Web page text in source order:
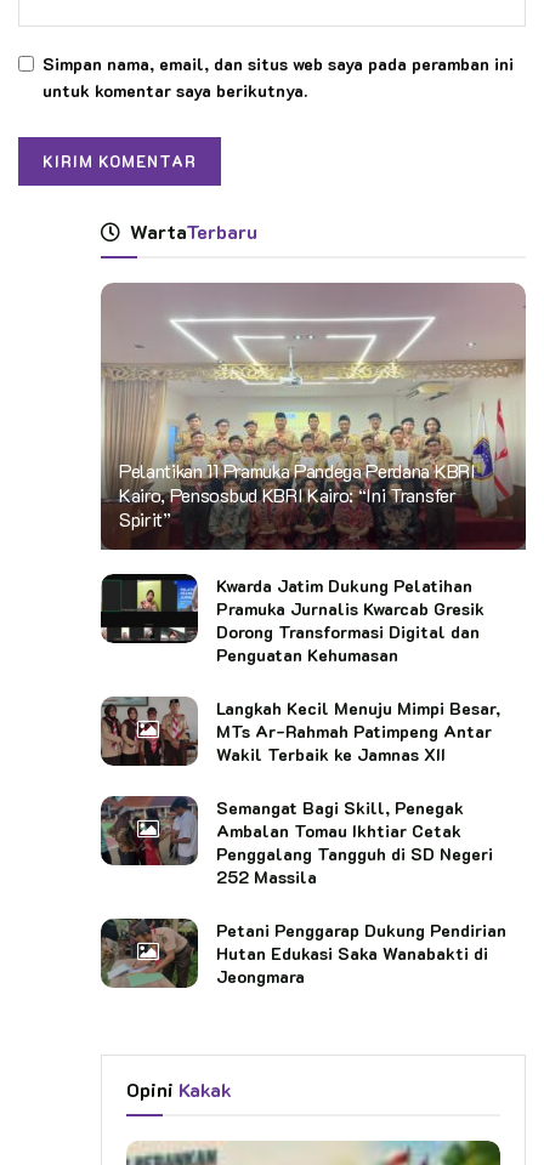
Simpan nama, email, dan situs web saya pada peramban ini
untuk komentar saya berikutnya.
WartaTerbaru
Pelantikan 11 Pramuka Pandega Perdana KBRI
Kairo, Pensosbud KBRI Kairo: “Ini Transfer
Spirit”
Kwarda Jatim Dukung Pelatihan
Pramuka Jurnalis Kwarcab Gresik
Dorong Transformasi Digital dan
Penguatan Kehumasan
Langkah Kecil Menuju Mimpi Besar,
MTs Ar-Rahmah Patimpeng Antar
Wakil Terbaik ke Jamnas XII
Semangat Bagi Skill, Penegak
Ambalan Tomau Ikhtiar Cetak
Penggalang Tangguh di SD Negeri
252 Massila
Petani Penggarap Dukung Pendirian
Hutan Edukasi Saka Wanabakti di
Jeongmara
Opini Kakak